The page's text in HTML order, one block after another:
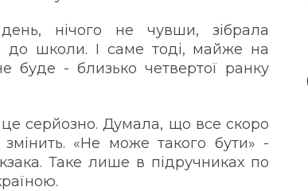
нічого не чувши, зібрала
до школи. І саме тоді, майже на
буде - близько четвертої ранку
серйозно. Думала, що все скоро
«Не може такого бути» -
Таке лише в підручниках по